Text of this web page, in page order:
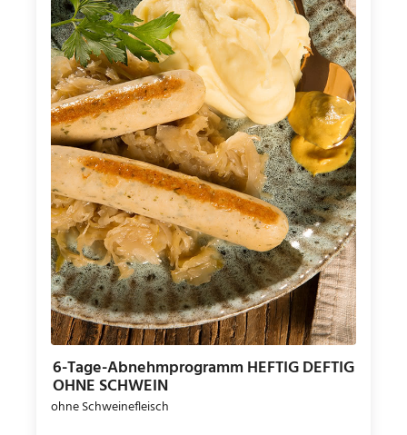
6-Tage-Abnehmprogramm HEFTIG DEFTIG
OHNE SCHWEIN
ohne Schweinefleisch